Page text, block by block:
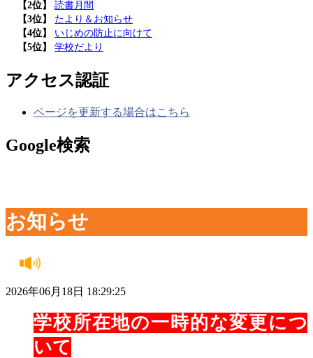
【2位】
読書月間
【3位】
たより＆お知らせ
【4位】
いじめの防止に向けて
【5位】
学校だより
アクセス認証
ページを更新する場合はこちら
Google検索
お知らせ
2026年06月18日 18:29:25
学校所在地の一時的な変更につ
いて